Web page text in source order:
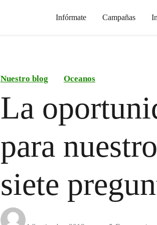
Infórmate Campañas
Nuestro blog Oceanos
La
para
siete